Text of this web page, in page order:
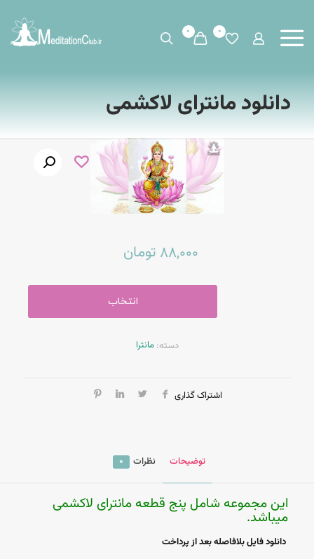
0
0
دانلود مانترای لاکشمی
88,000 تومان
انتخاب
دسته:مانترا
اشتراک گذاری
توضیحات نظرات 0
این مجموعه شامل پنج قطعه مانترای لاکشمی
میباشد.
دانلود فایل بلافاصله بعد از پرداخت